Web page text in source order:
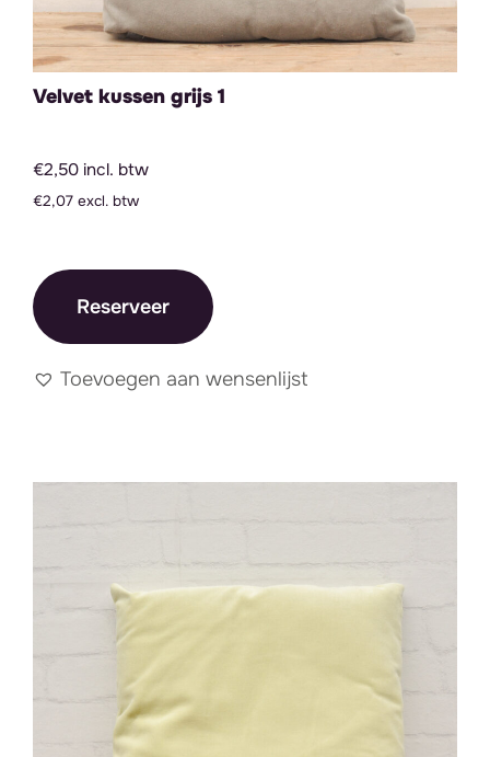
Velvet kussen grijs 1
€2,50 incl. btw
€2,07 excl. btw
Reserveer
Toevoegen aan wensenlijst